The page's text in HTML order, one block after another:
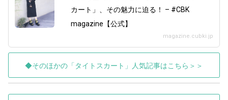
カート」、その魅力に迫る！ – #CBK
magazine【公式】
magazine.cubki.jp
◆そのほかの「タイトスカート」人気記事はこちら＞＞